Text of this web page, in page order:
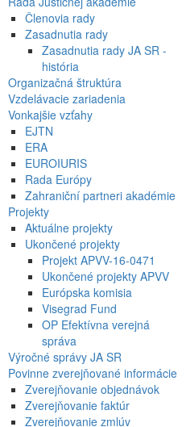
Členovia rady
Zasadnutia rady
Zasadnutia rady JA SR -
história
Organizačná štruktúra
Vzdelávacie zariadenia
Vonkajšie vzťahy
EJTN
ERA
EUROIURIS
Rada Európy
Zahraniční partneri akadémie
Projekty
Aktuálne projekty
Ukončené projekty
Projekt APVV-16-0471
Ukončené projekty APVV
Európska komisia
Visegrad Fund
OP Efektívna verejná
správa
Výročné správy JA SR
Povinne zverejňované informácie
Zverejňovanie objednávok
Zverejňovanie faktúr
Zverejňovanie zmlúv